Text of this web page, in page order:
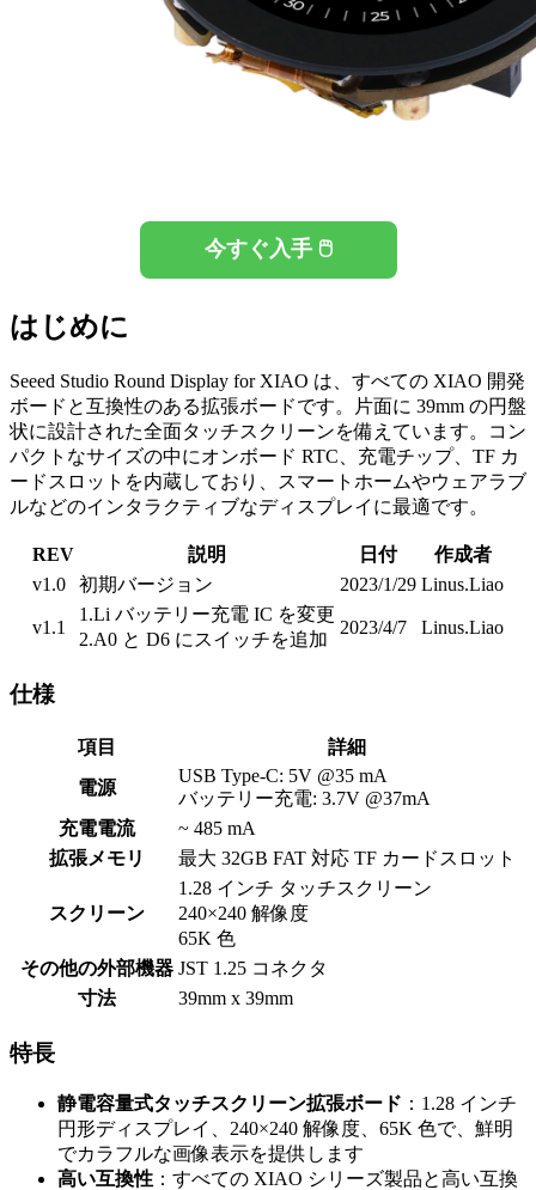
今すぐ入手 🖱️
はじめに
Seeed Studio Round Display for XIAO は、すべての XIAO 開発
ボードと互換性のある拡張ボードです。片面に 39mm の円盤
状に設計された全面タッチスクリーンを備えています。コン
パクトなサイズの中にオンボード RTC、充電チップ、TF カ
ードスロットを内蔵しており、スマートホームやウェアラブ
ルなどのインタラクティブなディスプレイに最適です。
REV 説明 日付
作成者
v1.0
初期バージョン 2023/1/29 Linus.Liao
v1.1
1.Li バッテリー充電 IC を変更
2.A0 と D6 にスイッチを追加
2023/4/7 Linus.Liao
仕様
項目
詳細
電源
USB Type-C: 5V @35 mA
バッテリー充電: 3.7V @37mA
充電電流
~ 485 mA
拡張メモリ
最大 32GB FAT 対応 TF カードスロット
スクリーン
1.28 インチ タッチスクリーン
240×240 解像度
65K 色
その他の外部機器 JST 1.25 コネクタ
寸法
39mm x 39mm
特長
静電容量式タッチスクリーン拡張ボード ：1.28 インチ
円形ディスプレイ、240×240 解像度、65K 色で、鮮明
でカラフルな画像表示を提供します
高い互換性 ：すべての XIAO シリーズ製品と高い互換